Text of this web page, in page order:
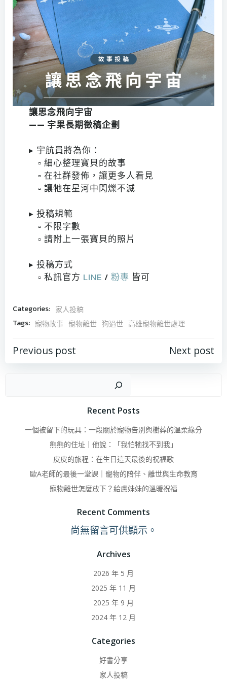
讓思念飛向宇宙
—— 宇果長期徵稿企劃
▸ 宇航員將為你：
▫ 細心整理寶貝的故事
▫ 在社群發佈，讓更多人看見
▫ 讓牠在星河中閃爍不滅
▸ 投稿規範
▫ 不限字數
▫ 請附上一張寶貝的照片
▸ 投稿方式
▫ 私訊官方 LINE / 粉專 皆可
Categories: 家人投稿
Tags: 寵物故事 寵物離世 狗過世 高雄寵物離世處理
Post
navigation
Previous post Post Next post
Recent Posts
一個被留下的玩具：一段關於寵物告別與樹葬的溫柔緣分
熊熊的住址｜他說：「我怕牠找不到我」
皮皮的旅程：在生日這天最後的祝福歌
歐A老師的最後一堂課｜寵物的陪伴、離世與生命教育
寵物離世怎麼放下？給盧妹妹的溫暖祝福
Recent Comments
尚無留言可供顯示。
Archives
2026 年 5 月
2025 年 11 月
2025 年 9 月
2024 年 12 月
Categories
好書分享
家人投稿